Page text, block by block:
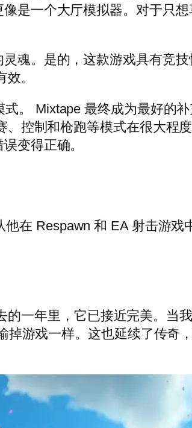
是一个大厅模拟器。对于只
魂。是的，这款游戏具有竞
。
。 Mixtape 最终成为最好的
控制和枪跑等模式在很大程
变得正确。
在 Respawn 和 EA 射击游戏
一年里，它已接近完美。当
游戏一样。这也延续了传奇